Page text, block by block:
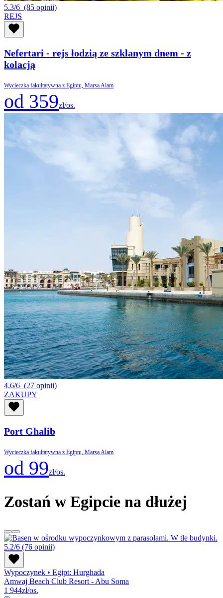
5.3/6 (85 opinii)
REJS
Nefertari - rejs łodzią ze szklanym dnem - z
kolacją
Wycieczka fakultatywna z Egiptu, Marsa Alam
od 359zł/os.
4.6/6 (27 opinii)
ZAKUPY
Port Ghalib
Wycieczka fakultatywna z Egiptu, Marsa Alam
od 99zł/os.
Zostań w Egipcie na dłużej
5.2/6 (76 opinii)
Wypoczynek • Egipt: Hurghada
Amwaj Beach Club Resort - Abu Soma
1 944zł/os.